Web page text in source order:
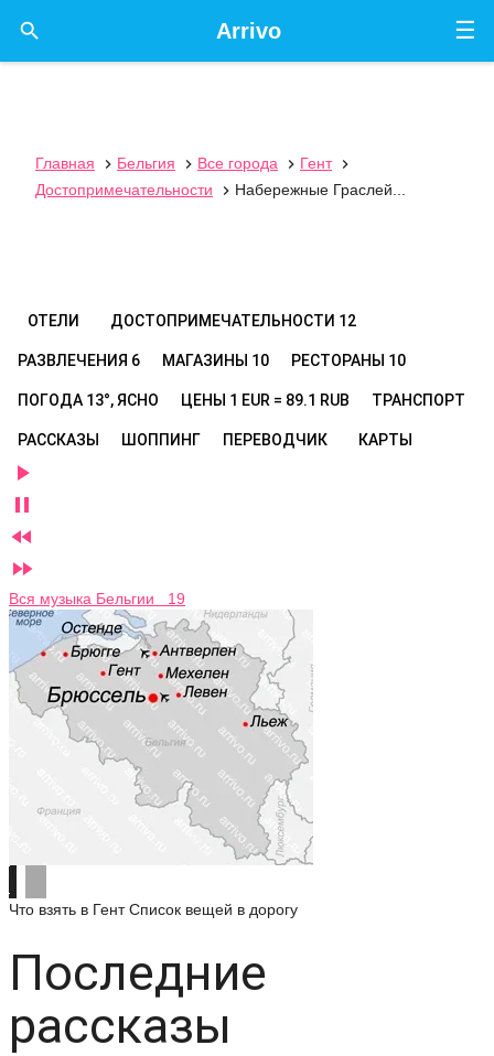
☰
Arrivo

Главная  Бельгия  Все города  Гент

Достопримечательности
 Набережные Граслей...
ОТЕЛИ ДОСТОПРИМЕЧАТЕЛЬНОСТИ 12
РАЗВЛЕЧЕНИЯ 6 МАГАЗИНЫ 10 РЕСТОРАНЫ 10
ПОГОДА 13°, ЯСНО ЦЕНЫ 1 EUR = 89.1 RUB ТРАНСПОРТ
РАССКАЗЫ ШОППИНГ ПЕРЕВОДЧИК КАРТЫ




Вся музыка Бельгии 19
Что взять в Гент Список вещей в дорогу
Последние
рассказы